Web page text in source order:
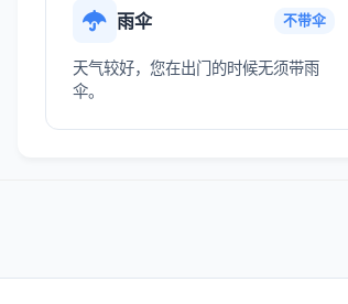
雨伞 不带伞
天气较好，您在出门的时候无须带雨
伞。